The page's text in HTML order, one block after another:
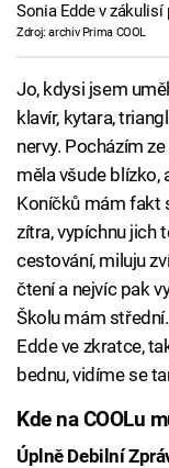
Sonia Edde v zákulisí
Zdroj: archiv Prima COOL
Jo, kdysi jsem
klavír, kytara,
nervy. Pocházím
měla všude blízko,
Koníčků mám fakt
zítra, vypíchnu jich
cestování, miluju
čtení a nejvíc pak
Školu mám
Edde ve zkratce,
bednu, vidíme se
Kde na COOLu
Úplně Debilní